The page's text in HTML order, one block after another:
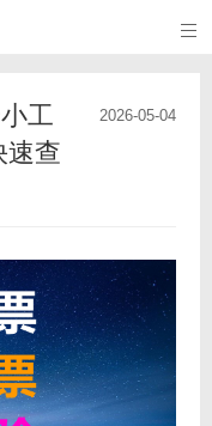

2026-05-04
工
速查